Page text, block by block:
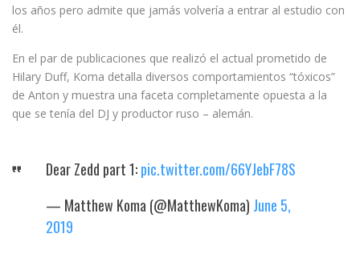
los años pero admite que jamás volvería a entrar al estudio con
él.
En el par de publicaciones que realizó el actual prometido de
Hilary Duff, Koma detalla diversos comportamientos “tóxicos”
de Anton y muestra una faceta completamente opuesta a la
que se tenía del DJ y productor ruso – alemán.
Dear Zedd part 1:pic.twitter.com/66YJebF78S
— Matthew Koma (@MatthewKoma) June 5,
2019